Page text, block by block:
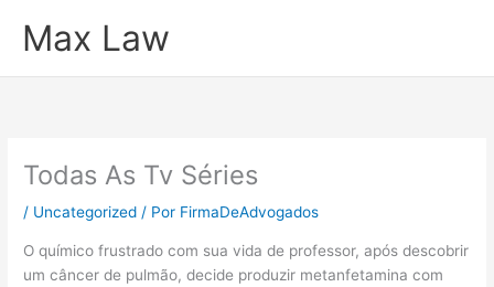
paraMax Law
Todas As Tv Séries
/ Uncategorized / Por FirmaDeAdvogados
O químico frustrado com sua vida de professor, após descobrir
um câncer de pulmão, decide produzir metanfetamina com